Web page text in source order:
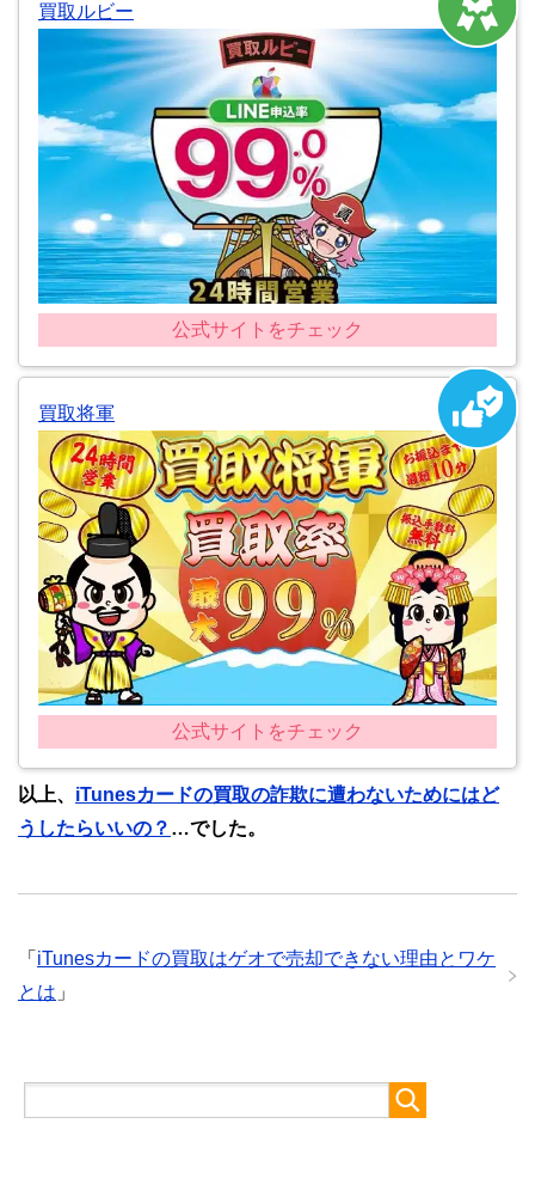
買取ルビー
公式サイトをチェック
買取将軍
公式サイトをチェック
以上、 iTunesカードの買取の詐欺に遭わないためにはど
うしたらいいの？ …でした。
「 iTunesカードの買取はゲオで売却できない理由とワケ
とは 」